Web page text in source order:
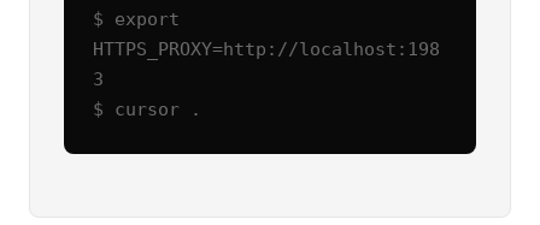
$ export
HTTPS_PROXY=http://localhost:198
3
$ cursor .